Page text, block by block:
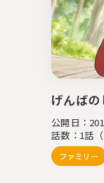
げんば
公開日：
話数：1話（
ファミリー